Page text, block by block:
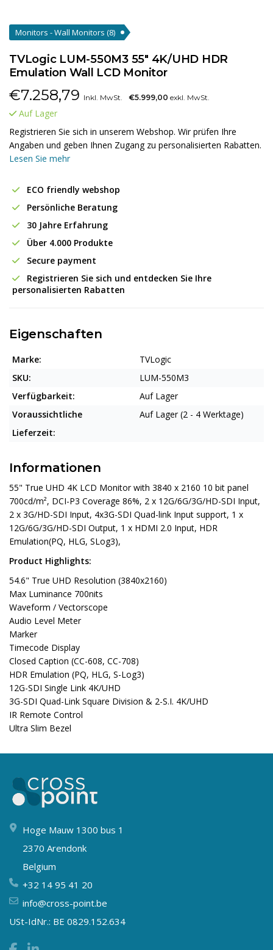
Monitors - Wall Monitors (8)
TVLogic LUM-550M3 55" 4K/UHD HDR
Emulation Wall LCD Monitor
€7.258,79 Inkl. MwSt. €5.999,00 exkl. MwSt.
Auf Lager
Registrieren Sie sich in unserem Webshop. Wir prüfen Ihre
Angaben und geben Ihnen Zugang zu personalisierten Rabatten.
Lesen Sie mehr
ECO friendly webshop
Persönliche Beratung
30 Jahre Erfahrung
Über 4.000 Produkte
Secure payment
Registrieren Sie sich und entdecken Sie Ihre
personalisierten Rabatten
Eigenschaften
Marke:
TVLogic
SKU:
LUM-550M3
Verfügbarkeit:
Auf Lager
Voraussichtliche
Lieferzeit:
Auf Lager (2 - 4 Werktage)
Informationen
55" True UHD 4K LCD Monitor with 3840 x 2160 10 bit panel
700cd/m², DCI-P3 Coverage 86%, 2 x 12G/6G/3G/HD-SDI Input,
2 x 3G/HD-SDI Input, 4x3G-SDI Quad-link Input support, 1 x
12G/6G/3G/HD-SDI Output, 1 x HDMI 2.0 Input, HDR
Emulation(PQ, HLG, SLog3),
Product Highlights:
54.6" True UHD Resolution (3840x2160)
Max Luminance 700nits
Waveform / Vectorscope
Audio Level Meter
Marker
Timecode Display
Closed Caption (CC-608, CC-708)
HDR Emulation (PQ, HLG, S-Log3)
12G-SDI Single Link 4K/UHD
3G-SDI Quad-Link Square Division & 2-S.I. 4K/UHD
IR Remote Control
Ultra Slim Bezel
Hoge Mauw 1300 bus 1
2370 Arendonk
Belgium
+32 14 95 41 20
info@cross-point.be
USt-IdNr.: BE 0829.152.634